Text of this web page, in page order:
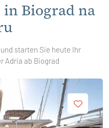
Biograd na
starten Sie heute Ihr
Adria ab Biograd